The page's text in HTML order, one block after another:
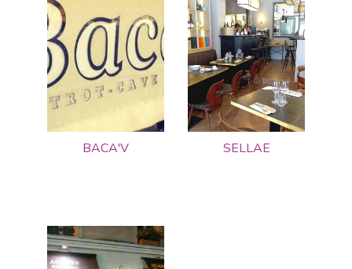
BACA'V SELLAE